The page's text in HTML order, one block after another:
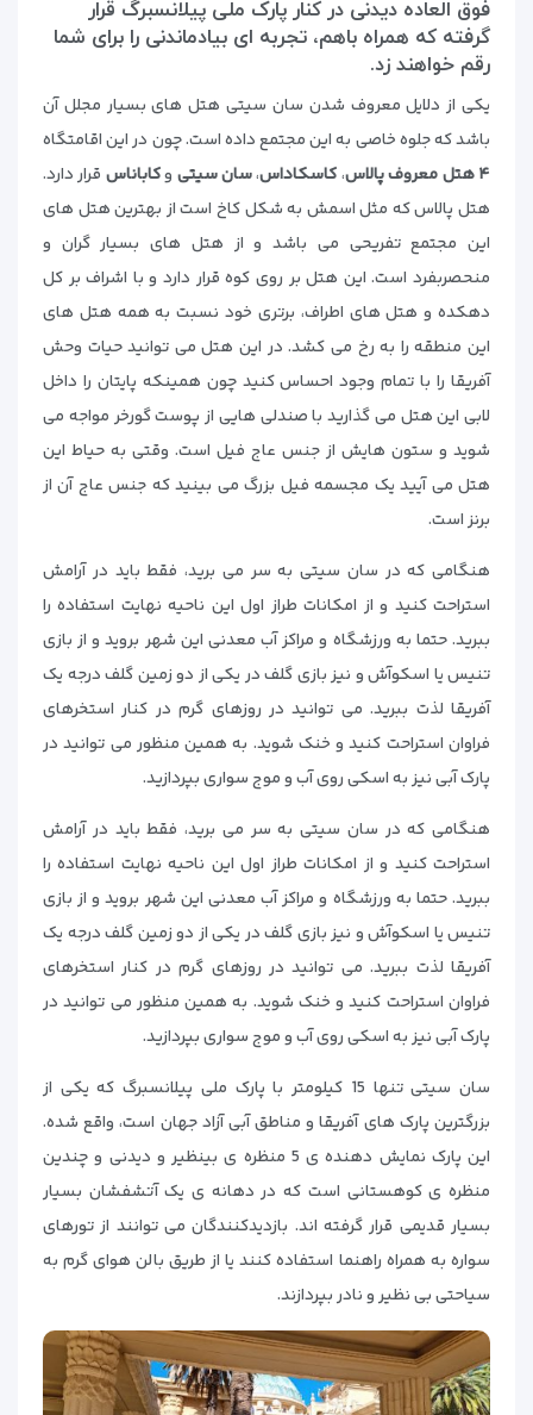
فوق العاده دیدنی در کنار پارک ملی پیلانسبرگ قرار
گرفته که همراه باهم، تجربه ای بیادماندنی را برای شما
رقم خواهند زد.
یکی از دلایل معروف شدن سان سیتی هتل های بسیار مجلل آن
باشد که جلوه خاصی به این مجتمع داده است. چون در این اقامتگاه
۴ هتل معروف پالاس
،کاسکاداس،سانسیتی وکاباناس قرار دارد.
هتل پالاس که مثل اسمش به شکل کاخ است از بهترین هتل های
این مجتمع تفریحی می باشد و از هتل های بسیار گران و
منحصربفرد است. این هتل بر روی کوه قرار دارد و با اشراف بر کل
دهکده و هتل های اطراف، برتری خود نسبت به همه هتل های
این منطقه را به رخ می کشد. در این هتل می توانید حیات وحش
آفریقا را با تمام وجود احساس کنید چون همینکه پایتان را داخل
لابی این هتل می گذارید با صندلی هایی از پوست گورخر مواجه می
شوید و ستون هایش از جنس عاج فیل است. وقتی به حیاط این
هتل می آیید یک مجسمه فیل بزرگ می بینید که جنس عاج آن از
برنز است.
هنگامی که در سان سیتی به سر می برید، فقط باید در آرامش
استراحت کنید و از امکانات طراز اول این ناحیه نهایت استفاده را
ببرید. حتما به ورزشگاه و مراکز آب معدنی این شهر بروید و از بازی
تنیس یا اسکوآش و نیز بازی گلف در یکی از دو زمین گلف درجه یک
آفریقا لذت ببرید. می توانید در روزهای گرم در کنار استخرهای
فراوان استراحت کنید و خنک شوید. به همین منظور می توانید در
پارک آبی نیز به اسکی روی آب و موج سواری بپردازید.
هنگامی که در سان سیتی به سر می برید، فقط باید در آرامش
استراحت کنید و از امکانات طراز اول این ناحیه نهایت استفاده را
ببرید. حتما به ورزشگاه و مراکز آب معدنی این شهر بروید و از بازی
تنیس یا اسکوآش و نیز بازی گلف در یکی از دو زمین گلف درجه یک
آفریقا لذت ببرید. می توانید در روزهای گرم در کنار استخرهای
فراوان استراحت کنید و خنک شوید. به همین منظور می توانید در
پارک آبی نیز به اسکی روی آب و موج سواری بپردازید.
سان سیتی تنها 15 کیلومتر با پارک ملی پیلانسبرگ که یکی از
بزرگترین پارک های آفریقا و مناطق آبی آزاد جهان است، واقع شده.
این پارک نمایش دهنده ی 5 منظره ی بینظیر و دیدنی و چندین
منظره ی کوهستانی است که در دهانه ی یک آتشفشان بسیار
بسیار قدیمی قرار گرفته اند. بازدیدکنندگان می توانند از تورهای
سواره به همراه راهنما استفاده کنند یا از طریق بالن هوای گرم به
سیاحتی بی نظیر و نادر بپردازند.